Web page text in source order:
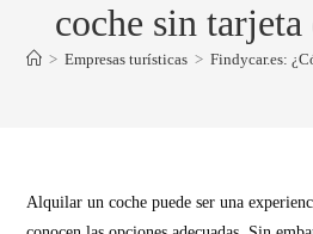
coche sin
> Empresas turísticas > Findycar.es:
Alquilar un coche puede ser una